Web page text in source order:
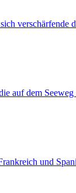
verschärfende
auf dem Seeweg
und